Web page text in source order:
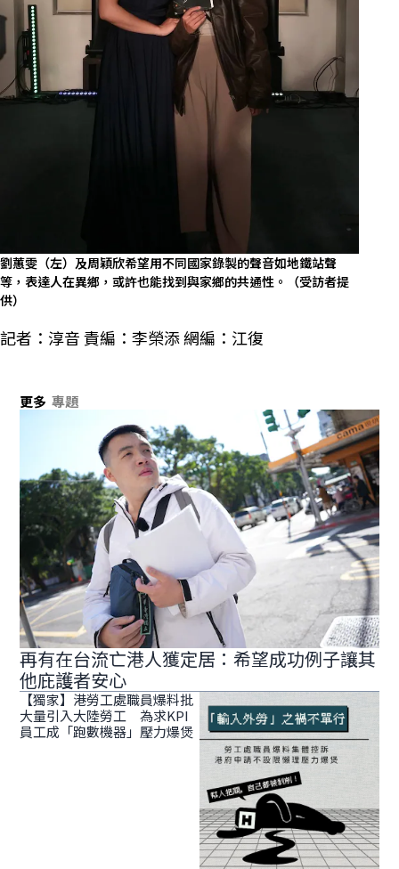
劉蕙雯（左）及周穎欣希望用不同國家錄製的聲音如地鐵站聲
等，表達人在異鄉，或許也能找到與家鄉的共通性。（受訪者提
供）
記者：淳音 責編：李榮添 網編：江復
更多 專題
再有在台流亡港人獲定居：希望成功例子讓其
他庇護者安心
【獨家】港勞工處職員爆料批
大量引入大陸勞工 為求KPI
員工成「跑數機器」壓力爆煲